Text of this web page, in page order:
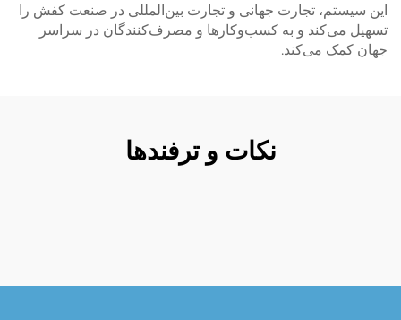
این سیستم، تجارت جهانی و تجارت بین‌المللی در صنعت کفش را
تسهیل می‌کند و به کسب‌وکارها و مصرف‌کنندگان در سراسر
جهان کمک می‌کند.
نکات و ترفندها